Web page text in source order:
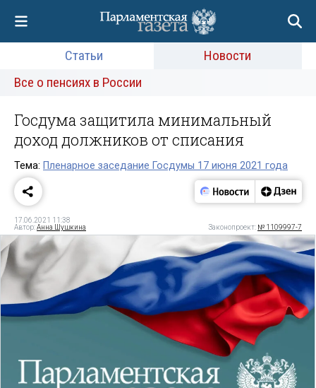
Статьи
Новости
Все о пенсиях в России
Госдума защитила минимальный
доход должников от списания
Тема: Пленарное заседание Госдумы 17 июня 2021 года
17.06.2021 11:38
Автор:Анна Шушкина Законопроект: № 1109997-7